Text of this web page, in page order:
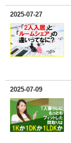
2025-07-27
2025-07-09